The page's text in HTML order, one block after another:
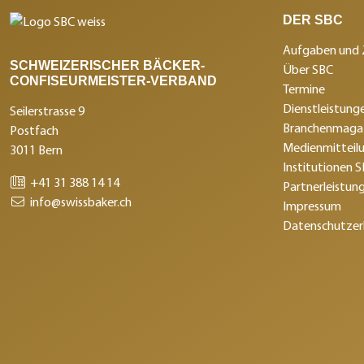
SCHWEIZERISCHER BÄCKER-
CONFISEURMEISTER-VERBAND
Seilerstrasse 9
Postfach
3011 Bern
+41 31 388 14 14
info@swissbaker.ch
DER SBC
Aufgaben und
Über SBC
Termine
Institutionen
Impressum